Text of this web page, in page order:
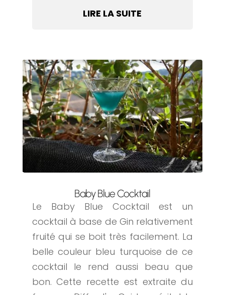
LIRE LA SUITE
Baby Blue Cocktail
Le Baby Blue Cocktail est un
cocktail à base de Gin relativement
fruité qui se boit très facilement. La
belle couleur bleu turquoise de ce
cocktail le rend aussi beau que
bon. Cette recette est extraite du